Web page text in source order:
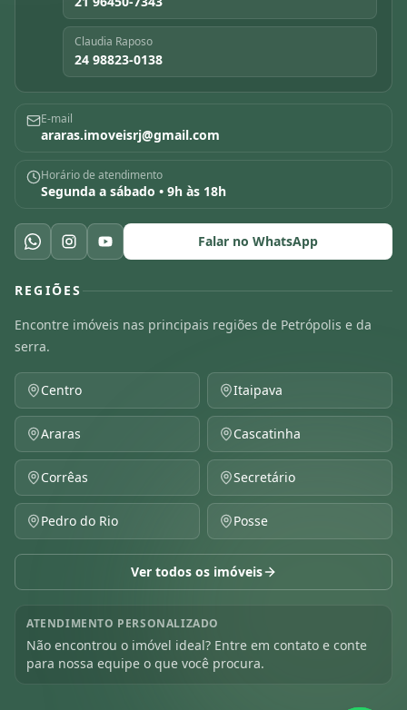
Claudia Raposo
24 98823-0138
E-mail
araras.imoveisrj@gmail.com
Horário de atendimento
Segunda a sábado • 9h às 18h
Falar no WhatsApp
REGIÕES
Encontre imóveis nas principais regiões de Petrópolis e da
serra.
Centro Itaipava
Araras Cascatinha
Corrêas Secretário
Pedro do Rio Posse
Ver todos os imóveis
ATENDIMENTO PERSONALIZADO
Não encontrou o imóvel ideal? Entre em contato e conte
para nossa equipe o que você procura.